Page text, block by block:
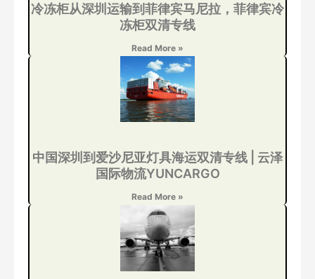
冷冻柜从深圳运输到菲律宾马尼拉，菲律宾冷
冻柜双清专线
Read More »
中国深圳到爱沙尼亚灯具海运双清专线 | 云泽
国际物流YUNCARGO
Read More »